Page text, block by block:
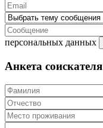
персональных данных
Анкета соискателя